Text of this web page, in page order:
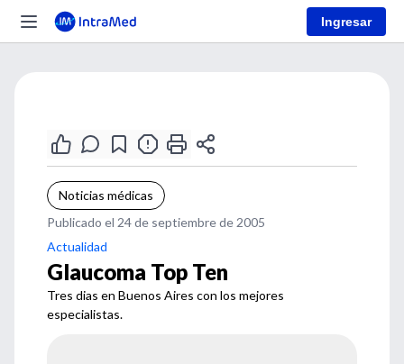
Ingresar
Noticias médicas
Publicado el 24 de septiembre de 2005
Actualidad
Glaucoma Top Ten
Tres dias en Buenos Aires con los mejores
especialistas.